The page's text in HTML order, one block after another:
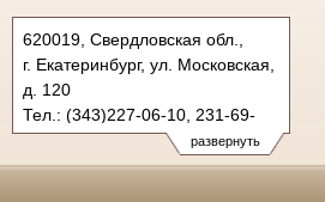
развернуть
620019, Свердловская обл.,
г. Екатеринбург, ул. Московская,
д. 120
Тел.: (343)227-06-10, 231-69-
89 (ф)
mail@ekboblsud.ru